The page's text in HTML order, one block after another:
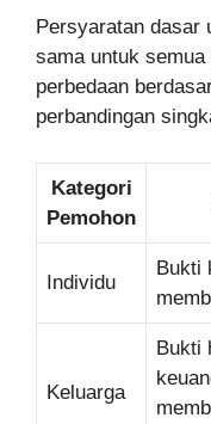
Persyaratan dasar
sama untuk semua
perbedaan
perbandingan
Kategori
Pemohon
Individu
Bukti
Keluarga
Bukti